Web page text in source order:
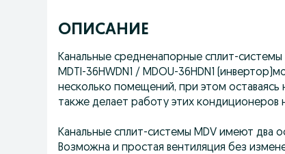
ОПИСАНИЕ
Канальные средненапорные сплит-системы
MDTI-36HWDN1 / MDOU-36HDN1
несколько помещений, при этом
также делает работу этих кондиционеров
Канальные сплит-системы MDV имеют два
Возможна и простая вентиляция без